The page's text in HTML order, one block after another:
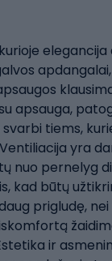
apsauga,
tiems,
yra
nuo pernelyg
kad būtų
prigludę,
ir